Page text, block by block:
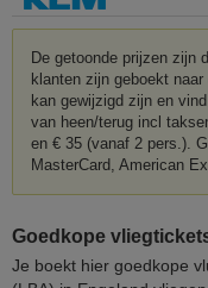
De getoonde prijzen zijn
klanten zijn geboekt
kan gewijzigd zijn en
van heen/terug incl
en € 35 (vanaf 2 pers.).
MasterCard, American
Goedkope
Je boekt hier goedkope